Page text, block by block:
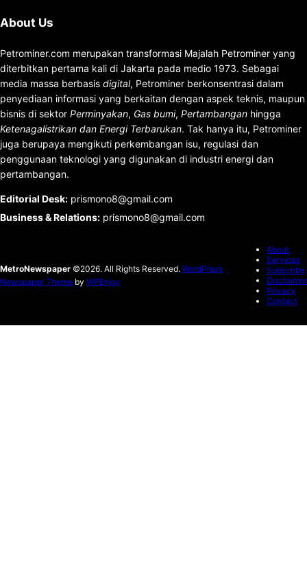
About Us
Petrominer.com merupakan transformasi Majalah Petrominer yang
diterbitkan pertama kali di Jakarta pada medio 1973. Sebagai
media massa berbasis digital, Petrominer berkonsentrasi dalam
penyediaan informasi yang berkaitan dengan aspek teknis, maupun
bisnis di sektor Perminyakan, Gas bumi, Pertambangan hingga
Ketenagalistrikan dan Energi Terbarukan. Tak hanya itu, Petrominer
juga berupaya mengikuti perkembangan isu, regulasi dan
penggunaan teknologi yang digunakan di industri energi dan
pertambangan.
Editorial Desk: prismono8@gmail.com
Business & Relations: prismono8@gmail.com
MetroNewspaper ©2026. All Rights Reserved. WordPress
Newspaper Theme by WPEnjoy
About
Services
Subscribe
Disclaimer
Privacy
Contact